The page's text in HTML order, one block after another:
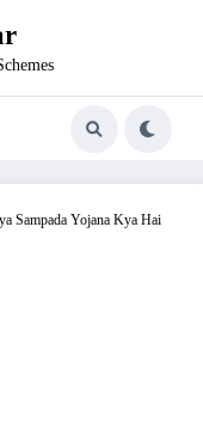
Sampada Yojana Kya Hai